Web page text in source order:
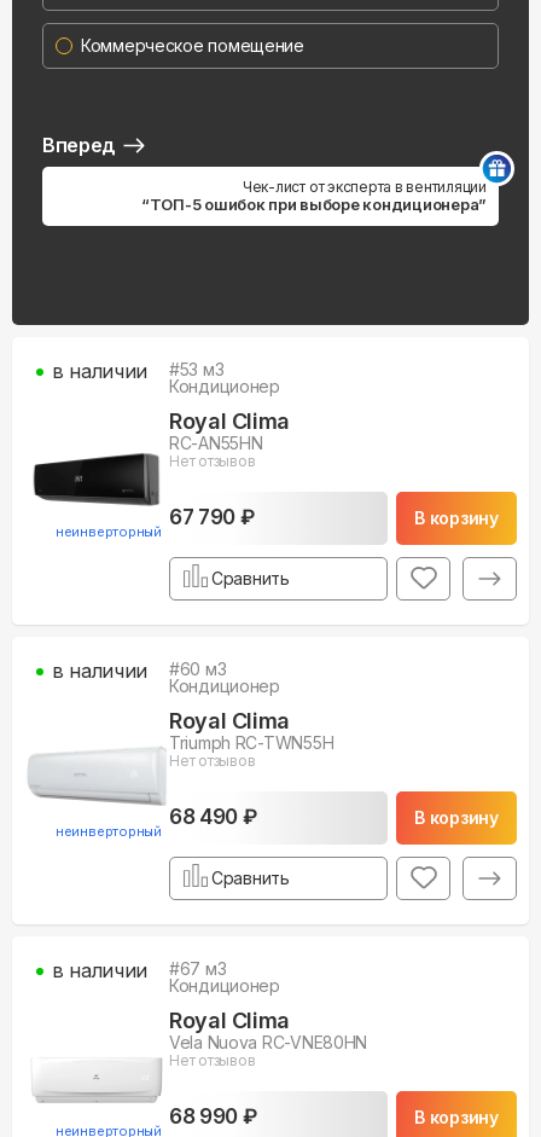
неинверторный
#53 м3
Кондиционер
Royal Clima
RC-AN55HN
Нет отзывов
67 790 ₽ В корзину
в наличии
Сравнить
неинверторный
#60 м3
Кондиционер
Royal Clima
Triumph RC-TWN55H
Нет отзывов
68 490 ₽ В корзину
в наличии
Сравнить
неинверторный
#67 м3
Кондиционер
Royal Clima
Vela Nuova RC-VNE80HN
Нет отзывов
68 990 ₽ В корзину
в наличии
Коммерческое помещение
Вперед
Чек-лист от эксперта в вентиляции
“ТОП-5 ошибок при выборе кондиционера”